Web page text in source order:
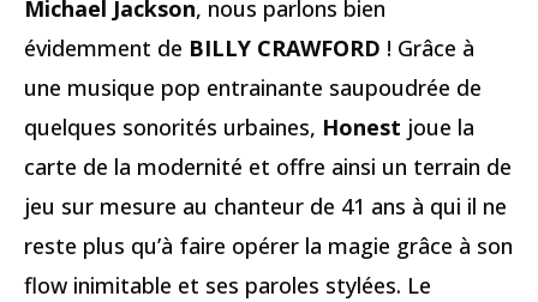
Michael Jackson, nous parlons bien
évidemment de BILLY CRAWFORD ! Grâce à
une musique pop entrainante saupoudrée de
quelques sonorités urbaines, Honest joue la
carte de la modernité et offre ainsi un terrain de
jeu sur mesure au chanteur de 41 ans à qui il ne
reste plus qu’à faire opérer la magie grâce à son
flow inimitable et ses paroles stylées. Le